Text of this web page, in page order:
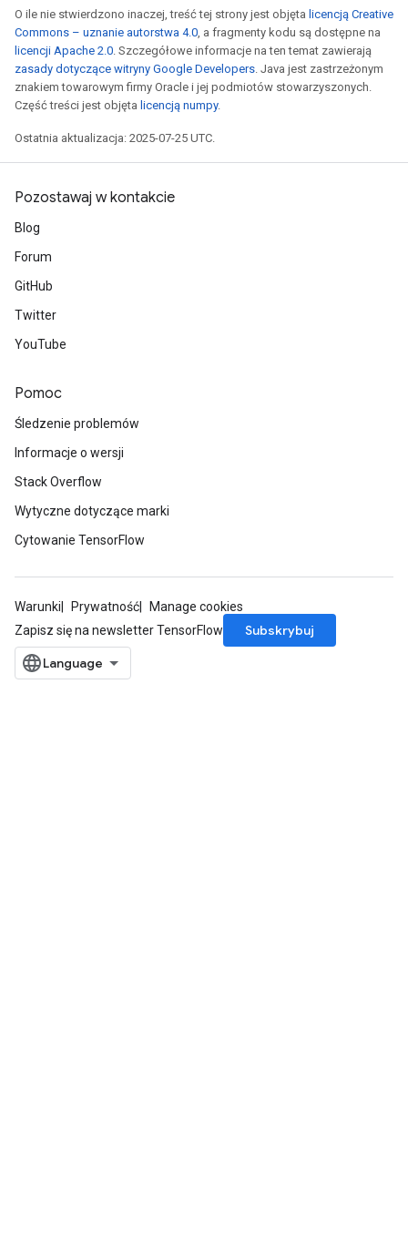
O ile nie stwierdzono inaczej, treść tej strony jest objęta licencją Creative
Commons – uznanie autorstwa 4.0, a fragmenty kodu są dostępne na
licencji Apache 2.0. Szczegółowe informacje na ten temat zawierają
zasady dotyczące witryny Google Developers. Java jest zastrzeżonym
znakiem towarowym firmy Oracle i jej podmiotów stowarzyszonych.
Część treści jest objęta licencją numpy.
Ostatnia aktualizacja: 2025-07-25 UTC.
Pozostawaj w kontakcie
Blog
Forum
GitHub
Twitter
YouTube
Pomoc
Śledzenie problemów
Informacje o wersji
Stack Overflow
Wytyczne dotyczące marki
Cytowanie TensorFlow
Warunki Prywatność
Manage cookies
Zapisz się na newsletter TensorFlow
Subskrybuj